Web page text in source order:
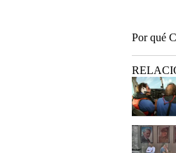
Por qué